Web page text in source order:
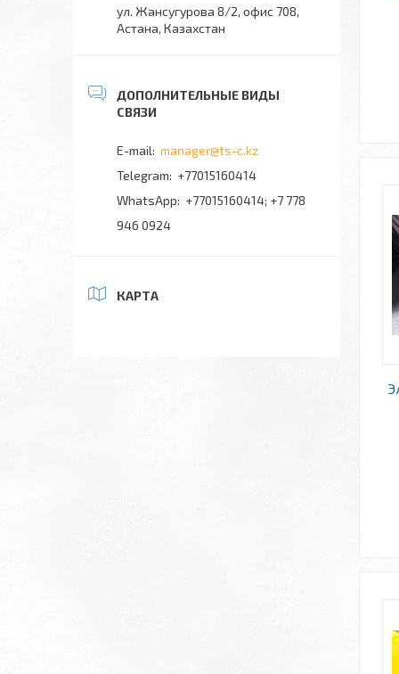
ул. Жансугурова 8/2, офис 708,
Астана, Казахстан
manager@ts-c.kz
+77015160414
+77015160414; +7 778
946 0924
КАРТА